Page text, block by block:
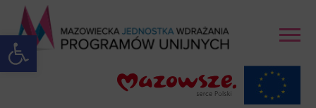
Open toolbar